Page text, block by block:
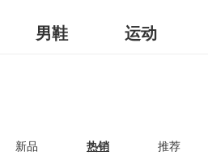
男鞋 运动
新品 热销 推荐